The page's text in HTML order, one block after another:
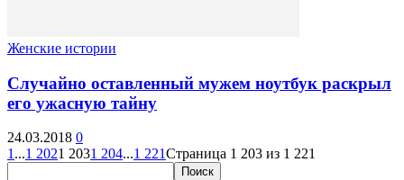
Женские истории
Случайно оставленный мужем ноутбук раскрыл
его ужасную тайну
24.03.2018 0
1 ...1 2021 2031 204...1 221Страница 1 203 из 1 221